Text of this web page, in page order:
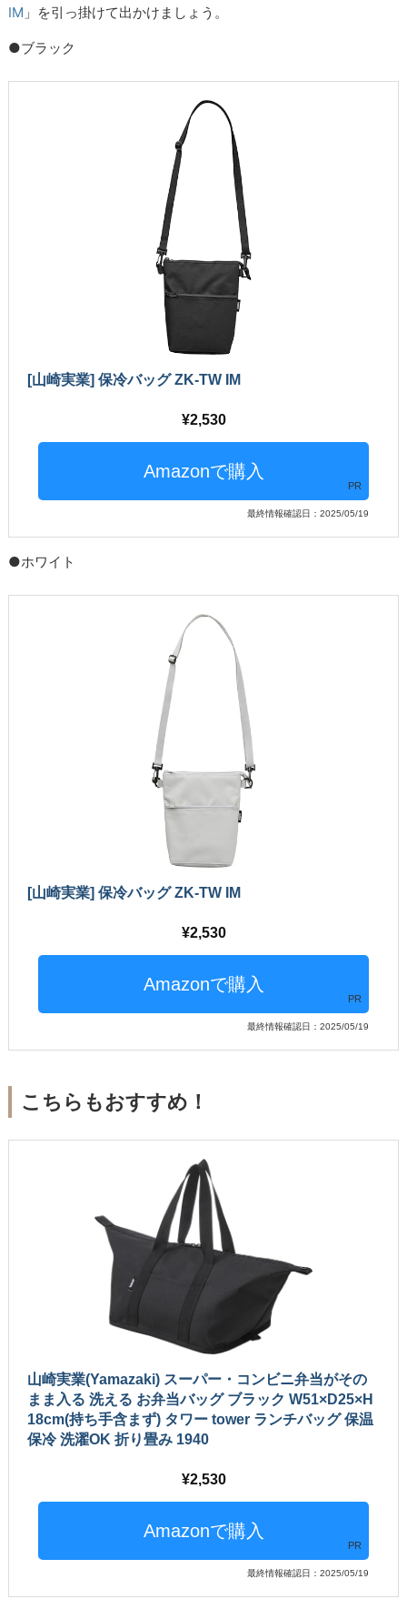
IM 」を引っ掛けて出かけましょう。
●ブラック
[山崎実業] 保冷バッグ ZK-TW IM
2,530
PR
最終情報確認日：2025/05/19
●ホワイト
[山崎実業] 保冷バッグ ZK-TW IM
2,530
PR
最終情報確認日：2025/05/19
こちらもおすすめ！
山崎実業(Yamazaki) スーパー・コンビニ弁当がその
まま入る 洗える お弁当バッグ ブラック W51×D25×H
18cm(持ち手含まず) タワー tower ランチバッグ 保温
保冷 洗濯OK 折り畳み 1940
2,530
PR
最終情報確認日：2025/05/19